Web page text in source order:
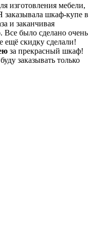
изготовления мебели,
шкаф-купе в
и заканчивая
было сделано очень
ещё скидку сделали!
за прекрасный шкаф!
заказывать только